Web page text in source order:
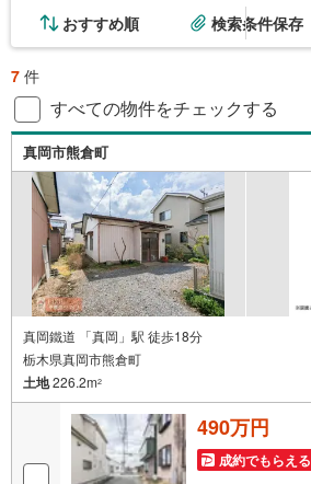
おすすめ順 検索条件保存
7 件
すべての物件をチェックする
真岡市熊倉町
真岡鐵道 「真岡」駅 徒歩18分
栃木県真岡市熊倉町
土地226.2m2
490万円
成約でもらえる